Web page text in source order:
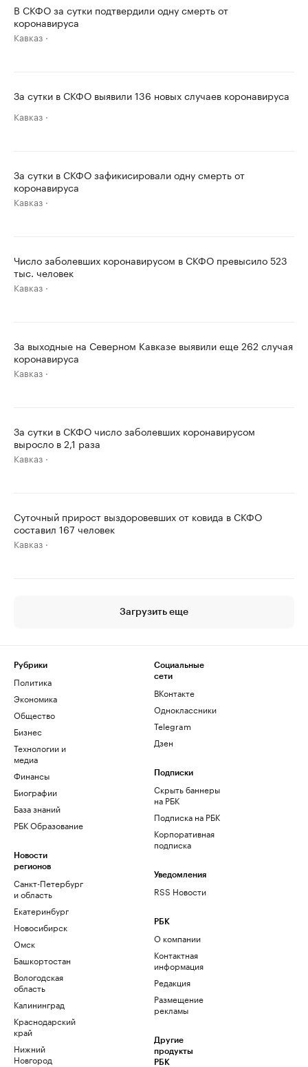
В СКФО за сутки подтвердили одну смерть от
коронавируса
Кавказ
За сутки в СКФО выявили 136 новых случаев коронавируса
Кавказ
За сутки в СКФО зафикисировали одну смерть от
коронавируса
Кавказ
Число заболевших коронавирусом в СКФО превысило 523
тыс. человек
Кавказ
За выходные на Северном Кавказе выявили еще 262 случая
коронавируса
Кавказ
За сутки в СКФО число заболевших коронавирусом
выросло в 2,1 раза
Кавказ
Суточный прирост выздоровевших от ковида в СКФО
составил 167 человек
Кавказ
Загрузить еще
Рубрики
Политика
Экономика
Общество
Бизнес
Технологии и
медиа
Финансы
Биографии
База знаний
РБК Образование
Новости
регионов
Санкт-Петербург
и область
Екатеринбург
Новосибирск
Омск
Башкортостан
Вологодская
область
Калининград
Краснодарский
край
Нижний
Новгород
Социальные
сети
ВКонтакте
Одноклассники
Telegram
Дзен
Подписки
Скрыть баннеры
на РБК
Подписка на РБК
Корпоративная
подписка
Уведомления
RSS Новости
РБК
О компании
Контактная
информация
Редакция
Размещение
рекламы
Другие
продукты
РБК